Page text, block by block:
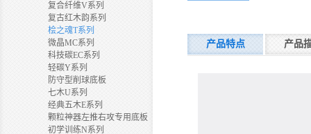
复合纤维V系列
复古红木韵系列
桧之魂T系列
微晶MC系列
科技碳EC系列
轻碳Y系列
防守型削球底板
七木U系列
经典五木E系列
颗粒神器左推右攻专用底板
初学训练N系列
产品特点 产品